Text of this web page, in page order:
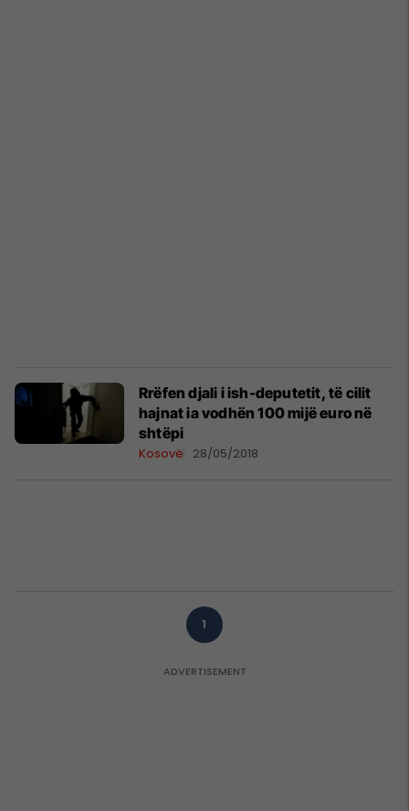
Rrëfen djali i ish-deputetit, të cilit
hajnat ia vodhën 100 mijë euro në
shtëpi
Kosovë 28/05/2018
1